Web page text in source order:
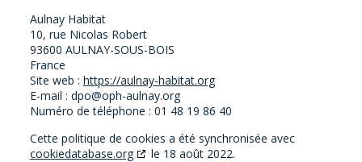
Aulnay Habitat
10, rue Nicolas Robert
93600 AULNAY-SOUS-BOIS
France
Site web : https://aulnay-habitat.org
E-mail : dpo@oph-aulnay.org
Numéro de téléphone : 01 48 19 86 40
Cette politique de cookies a été synchronisée avec
cookiedatabase.org
le 18 août 2022.